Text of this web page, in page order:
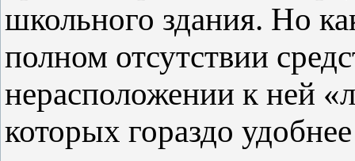
школьного здания. Но
полном отсутствии
нерасположении к ней
которых гораздо